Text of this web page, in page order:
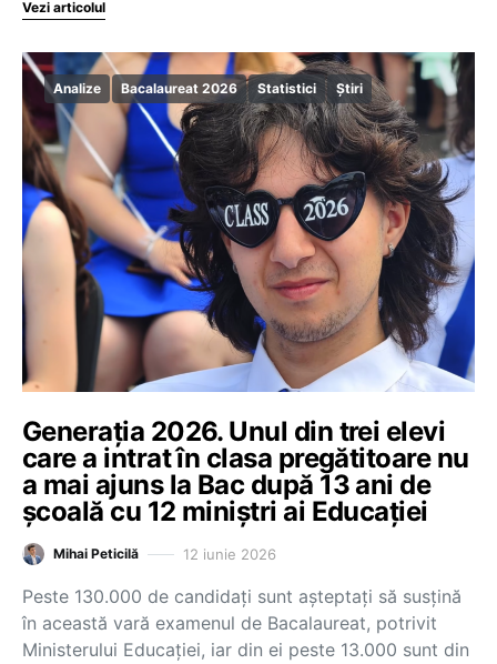
Vezi articolul
Analize Bacalaureat 2026 Statistici Știri
Generația 2026. Unul din trei elevi
care a intrat în clasa pregătitoare nu
a mai ajuns la Bac după 13 ani de
școală cu 12 miniștri ai Educației
Mihai Peticilă 12 iunie 2026
Peste 130.000 de candidați sunt așteptați să susțină
în această vară examenul de Bacalaureat, potrivit
Ministerului Educației, iar din ei peste 13.000 sunt din